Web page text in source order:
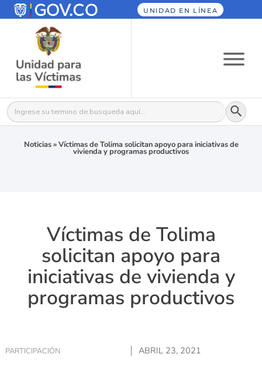
UNIDAD EN LÍNEA
Buscar: Botón
Noticias»Víctimas de Tolima solicitan apoyo para iniciativas de
vivienda y programas productivos
Víctimas de Tolima
solicitan apoyo para
iniciativas de vivienda y
programas productivos
PARTICIPACIÓN ABRIL 23, 2021